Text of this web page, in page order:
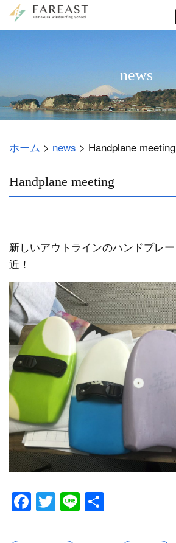
news
ホーム > news > Handplane meeting
Handplane meeting
新しいアウトラインのハンドプレ
近！
Facebook
Twitter
Line